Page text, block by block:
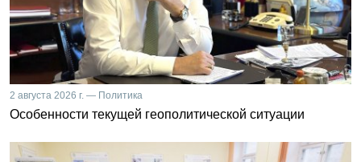
2 августа 2026 г. — Политика
Особенности текущей геополитической ситуации